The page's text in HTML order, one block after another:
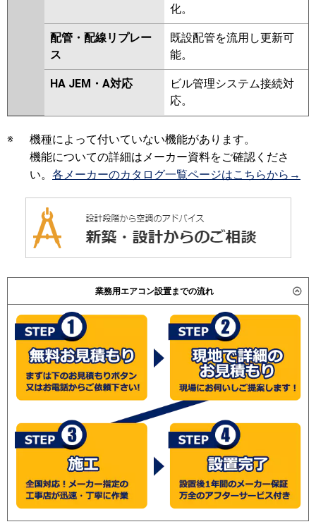
化。
配管・配線リプレー
ス
既設配管を流用し更新可
能。
HA JEM・A対応
ビル管理システム接続対
応。
※
機種によって付いていない機能があります。
機能についての詳細はメーカー資料をご確認くださ
い。 各メーカーのカタログ一覧ページはこちらから→
業務用エアコン設置までの流れ